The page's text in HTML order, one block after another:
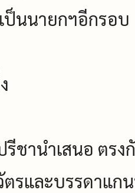
นนายกฯอีกรอบ
รีชานำเสนอ ตร
รและบรรดาแก